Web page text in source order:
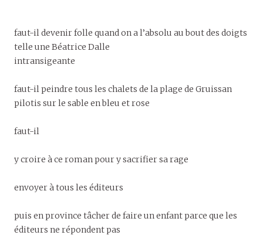
faut-il devenir folle quand on a l’absolu au bout des doigts
telle une Béatrice Dalle
intransigeante
faut-il peindre tous les chalets de la plage de Gruissan
pilotis sur le sable en bleu et rose
faut-il
y croire à ce roman pour y sacrifier sa rage
envoyer à tous les éditeurs
puis en province tâcher de faire un enfant parce que les
éditeurs ne répondent pas